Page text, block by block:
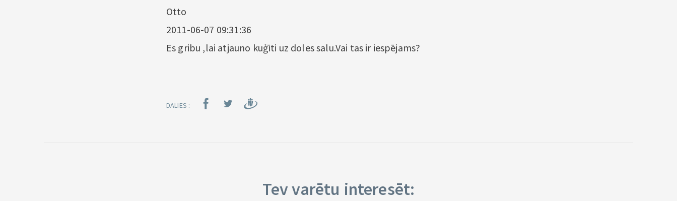
Otto
2011-06-07 09:31:36
Es gribu ,lai atjauno kuģīti uz doles salu.Vai tas ir iespējams?
DALIES :
Tev varētu interesēt: